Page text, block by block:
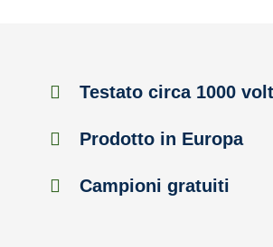
Testato circa 1000
Prodotto in Europa
Campioni gratuiti